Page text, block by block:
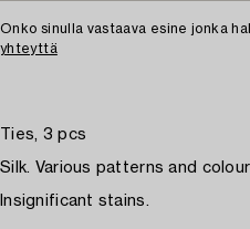
Onko sinulla vastaava esine jonka
yhteyttä
Ties, 3 pcs
Silk. Various patterns and
Insignificant stains.